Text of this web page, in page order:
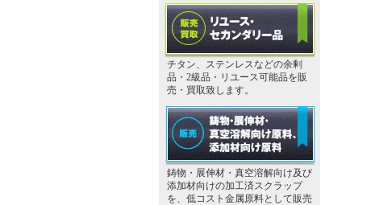
チタン、ステンレスなどの余剰
品・2級品・リユース可能品を販
売・買取致します。
鋳物・展伸材・真空溶解向け及び
添加材向けの加工済スクラップ
を、低コスト金属原料として販売